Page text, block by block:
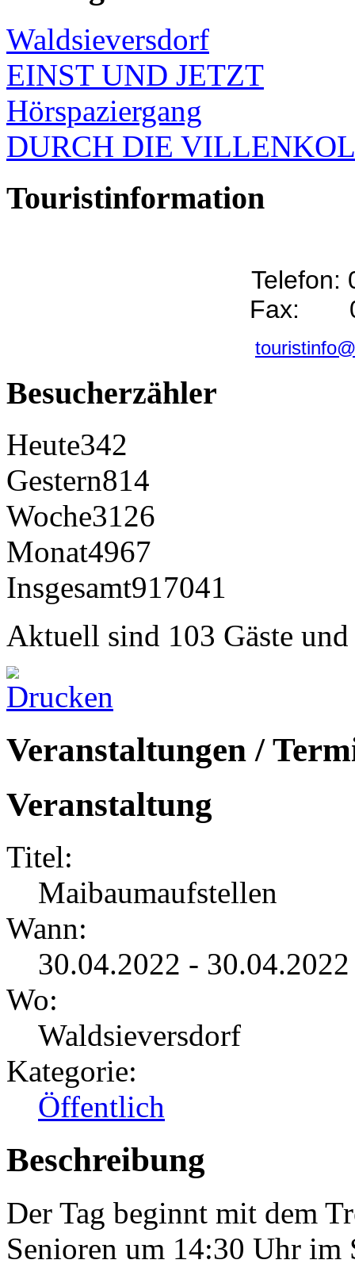
Waldsieversdorf
EINST UND JETZT
Hörspaziergang
DURCH DIE
Touristinformation
Telefon:
Fax:
Besucherzähler
Heute342
Gestern814
Woche3126
Monat4967
Insgesamt917041
Aktuell sind 103 Gäste
Veranstaltungen /
Veranstaltung
Titel:
Maibaumaufstellen
Wann:
30.04.2022 -
Wo:
Waldsieversdorf
Kategorie:
Öffentlich
Beschreibung
Der Tag beginnt mit dem
Senioren um 14:30 Uhr im